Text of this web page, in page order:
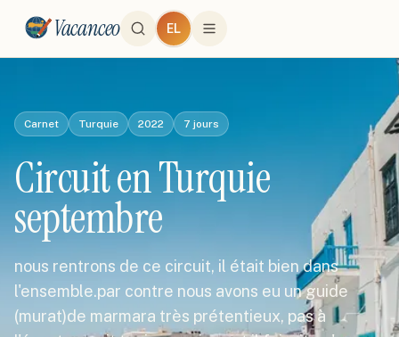
Vacanceo EL
Carnet Turquie 2022 7 jours
Circuit en Turquie
septembre
nous rentrons de ce circuit, il était bien dans
l'ensemble.par contre nous avons eu un guide
(murat)de marmara très prétentieux, pas à